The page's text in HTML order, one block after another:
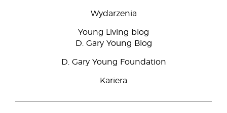
Wydarzenia
Young Living blog
D. Gary Young Blog
D. Gary Young Foundation
Kariera